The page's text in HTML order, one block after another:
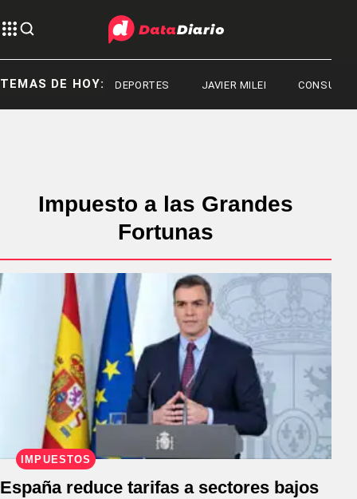
TEMAS DE HOY:DEPORTES JAVIER MILEI CONSUMO
Impuesto a las Grandes
Fortunas
IMPUESTOS
España reduce tarifas a sectores bajos